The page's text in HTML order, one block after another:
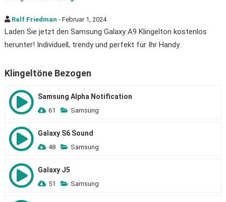
Ralf Friedman - Februar 1, 2024
Laden Sie jetzt den Samsung Galaxy A9 Klingelton kostenlos
herunter! Individuell, trendy und perfekt für Ihr Handy.
Klingeltöne Bezogen
Samsung Alpha Notification
61 Samsung
Galaxy S6 Sound
48 Samsung
Galaxy J5
51 Samsung